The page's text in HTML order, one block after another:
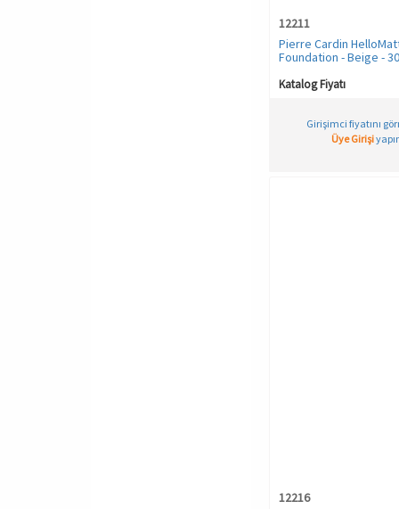
12211
Pierre Cardin
Foundation - Beige -
Katalog Fiyatı
Girişimci fiyatını
Üye Girişi
12216